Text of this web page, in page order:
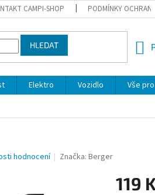
CAMPI-SHOP PODMÍNKY
HLEDAT
Elektro Vozidlo Vše
hodnocení Značka:Berger
119